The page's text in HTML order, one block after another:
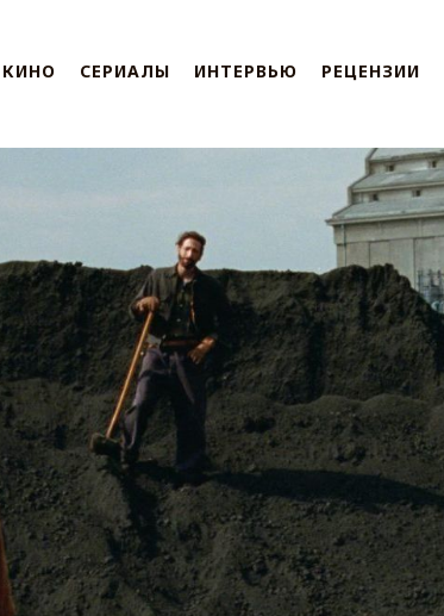
КИНО СЕРИАЛЫ ИНТЕРВЬЮ РЕЦЕНЗИИ